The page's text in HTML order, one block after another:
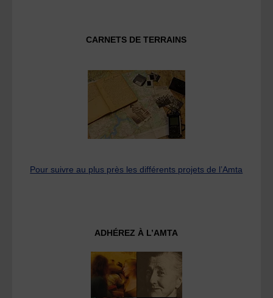
CARNETS DE TERRAINS
Pour suivre au plus près les différents projets de l’Amta
ADHÉREZ À L’AMTA